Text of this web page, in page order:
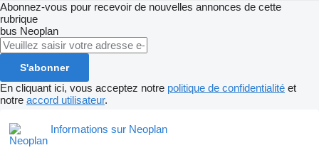
Abonnez-vous pour recevoir de nouvelles annonces de cette
rubrique
bus Neoplan
S'abonner
En cliquant ici, vous acceptez notre politique de confidentialité et
notre accord utilisateur.
Informations sur Neoplan